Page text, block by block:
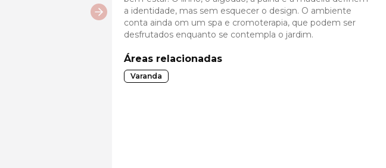
Next slide
a identidade, mas sem esquecer o design. O ambiente
conta ainda om um spa e cromoterapia, que podem ser
desfrutados enquanto se contempla o jardim.
Áreas relacionadas
Varanda